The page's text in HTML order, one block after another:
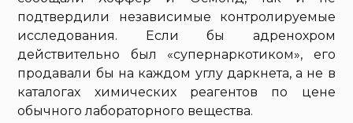
подтвердили независимые контролируемые
исследования. Если бы адренохром
действительно был «супернаркотиком», его
продавали бы на каждом углу даркнета, а не в
каталогах химических реагентов по цене
обычного лабораторного вещества.